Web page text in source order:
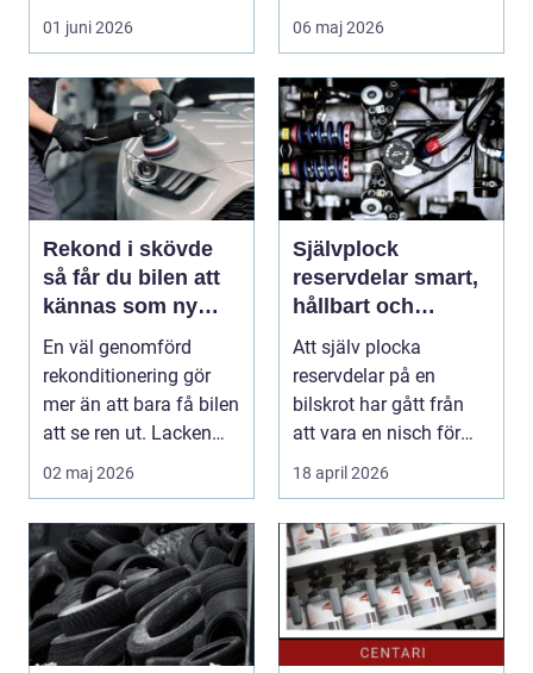
bilägare i Halls...
01 juni 2026
saltade vägar och
långa a...
06 maj 2026
Rekond i skövde
så får du bilen att
kännas som ny
igen
En väl genomförd
rekonditionering gör
mer än att bara få bilen
att se ren ut. Lacken
skyddas, interi...
02 maj 2026
Självplock
reservdelar smart,
hållbart och
plånboksvänligt
Att själv plocka
reservdelar på en
bilskrot har gått från
att vara en nisch för
inbitna bilentusiast...
18 april 2026